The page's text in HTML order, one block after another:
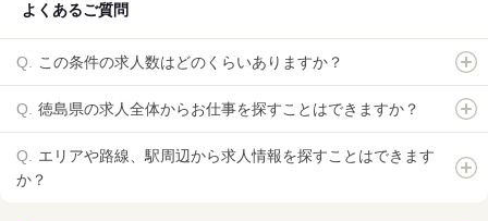
よくあるご質問
この条件の求人数はどのくらいありますか？
徳島県の求人全体からお仕事を探すことはできますか？
エリアや路線、駅周辺から求人情報を探すことはできます
か？